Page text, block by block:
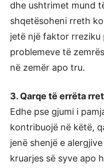
dhe ushtrimet mund
shqetësoheni rreth
jetë një faktor rreziku
problemeve të
në zemër apo tru.
3. Qarqe të errëta
Edhe pse gjumi i
kontribuojë në këtë,
jenë shenjë e
kruarjes së syve apo